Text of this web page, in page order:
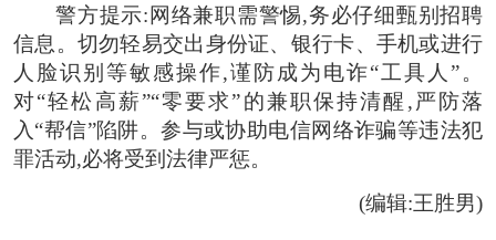
警方提示:网络兼职需警惕,务必仔细甄别招聘
信息。切勿轻易交出身份证、银行卡、手机或进行
人脸识别等敏感操作,谨防成为电诈“工具人”。
对“轻松高薪”“零要求”的兼职保持清醒,严防落
入“帮信”陷阱。参与或协助电信网络诈骗等违法犯
罪活动,必将受到法律严惩。
(编辑:王胜男)